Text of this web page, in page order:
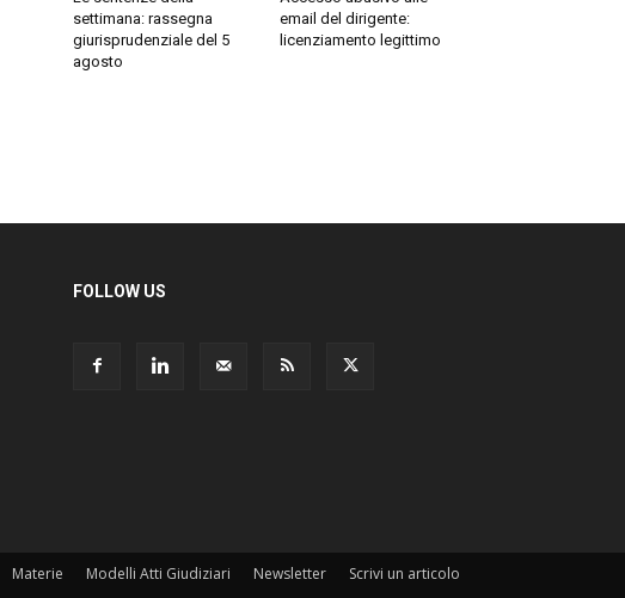
settimana: rassegna
giurisprudenziale del 5
agosto
email del dirigente:
licenziamento legittimo
FOLLOW US
Materie Modelli Atti Giudiziari Newsletter Scrivi un articolo